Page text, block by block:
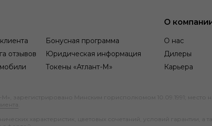
Бонусная программа
отзывов
Юридическая информация
Токены «Атлант-М»
О
О нас
Дилеры
Карьера
Минским горисполкомом 10.09.1991; место
характеристик, цветовых сочетаний, условий гарантии, а